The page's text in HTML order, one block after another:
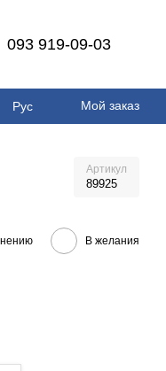
093 919-09-03
Рус Мой заказ
Артикул
89925
В желания